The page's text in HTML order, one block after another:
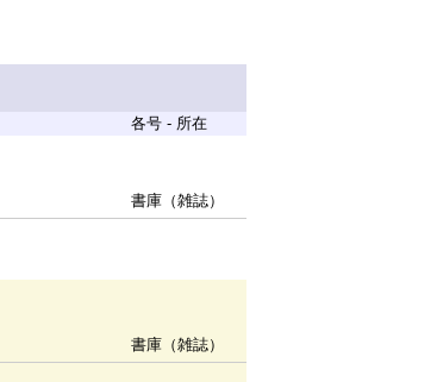
各号 - 所在
書庫（雑誌）
書庫（雑誌）